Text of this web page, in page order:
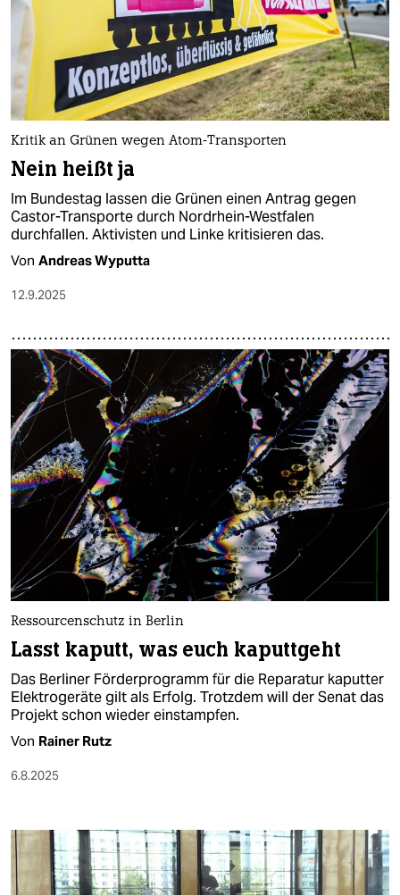
Kritik an Grünen wegen Atom-Transporten
Nein heißt ja​
Im Bundestag lassen die Grünen einen Antrag gegen
Castor-Transporte durch Nordrhein-Westfalen
durchfallen. Ak­ti­vis­ten und Linke kritisieren das.
Von Andreas Wyputta
12.9.2025
Ressourcenschutz in Berlin
Lasst kaputt, was euch kaputtgeht
Das Berliner Förderprogramm für die Reparatur kaputter
Elektrogeräte gilt als Erfolg. Trotzdem will der Senat das
Projekt schon wieder einstampfen.
Von Rainer Rutz
6.8.2025